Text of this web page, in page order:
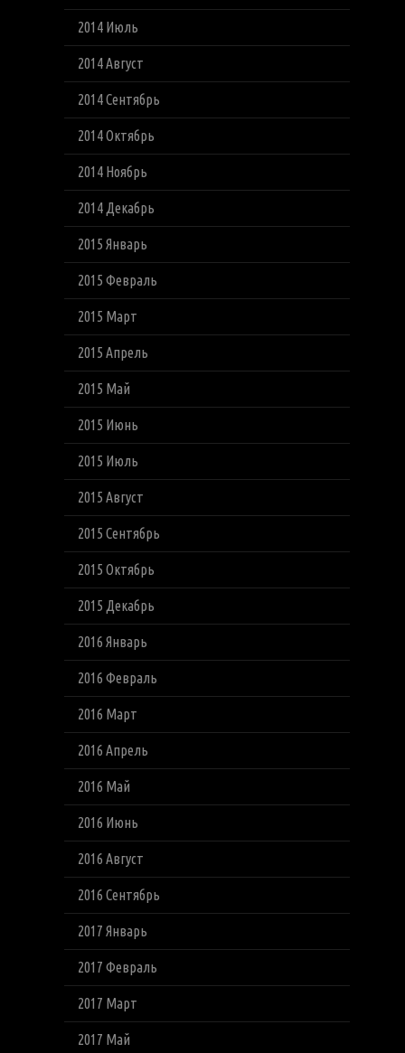
2014 Июль
2014 Август
2014 Сентябрь
2014 Октябрь
2014 Ноябрь
2014 Декабрь
2015 Январь
2015 Февраль
2015 Март
2015 Апрель
2015 Май
2015 Июнь
2015 Июль
2015 Август
2015 Сентябрь
2015 Октябрь
2015 Декабрь
2016 Январь
2016 Февраль
2016 Март
2016 Апрель
2016 Май
2016 Июнь
2016 Август
2016 Сентябрь
2017 Январь
2017 Февраль
2017 Март
2017 Май